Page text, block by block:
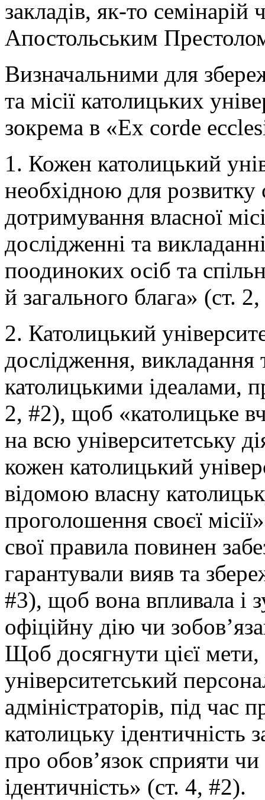
закладів, як-то
Апостольським
Визначальними для
та місії католицьких
зокрема в «Ex corde
1. Кожен католицький
необхідною для розвитку
дотримування власної
дослідженні та
поодиноких осіб та
й загального блага» (ст.
2. Католицький
дослідження, викладання
католицькими ідеалами,
2, #2), щоб «католицьке
на всю університетську
кожен католицький
відомою власну
проголошення своєї
свої правила повинен
гарантували вияв та
#3), щоб вона впливала і
офіційну дію чи
Щоб досягнути цієї мети,
університетський
адміністраторів, під
католицьку ідентичність
про обов’язок сприяти
ідентичність» (ст. 4, #2).